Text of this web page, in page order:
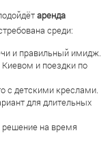
аренда
среди:
и правильный имидж.
и поездки по
с детскими креслами.
для длительных
на время